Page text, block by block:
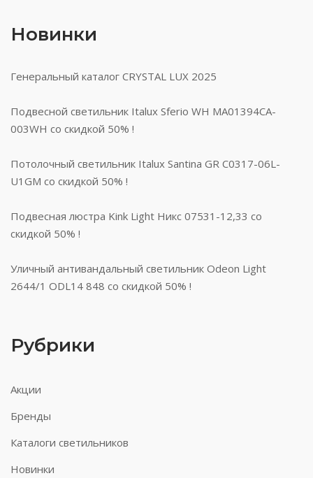
Новинки
Генеральный каталог CRYSTAL LUX 2025
Подвесной светильник Italux Sferio WH MA01394CA-
003WH со скидкой 50% !
Потолочный светильник Italux Santina GR C0317-06L-
U1GM со скидкой 50% !
Подвесная люстра Kink Light Никс 07531-12,33 со
скидкой 50% !
Уличный антивандальный светильник Odeon Light
2644/1 ODL14 848 со скидкой 50% !
Рубрики
Акции
Бренды
Каталоги светильников
Новинки